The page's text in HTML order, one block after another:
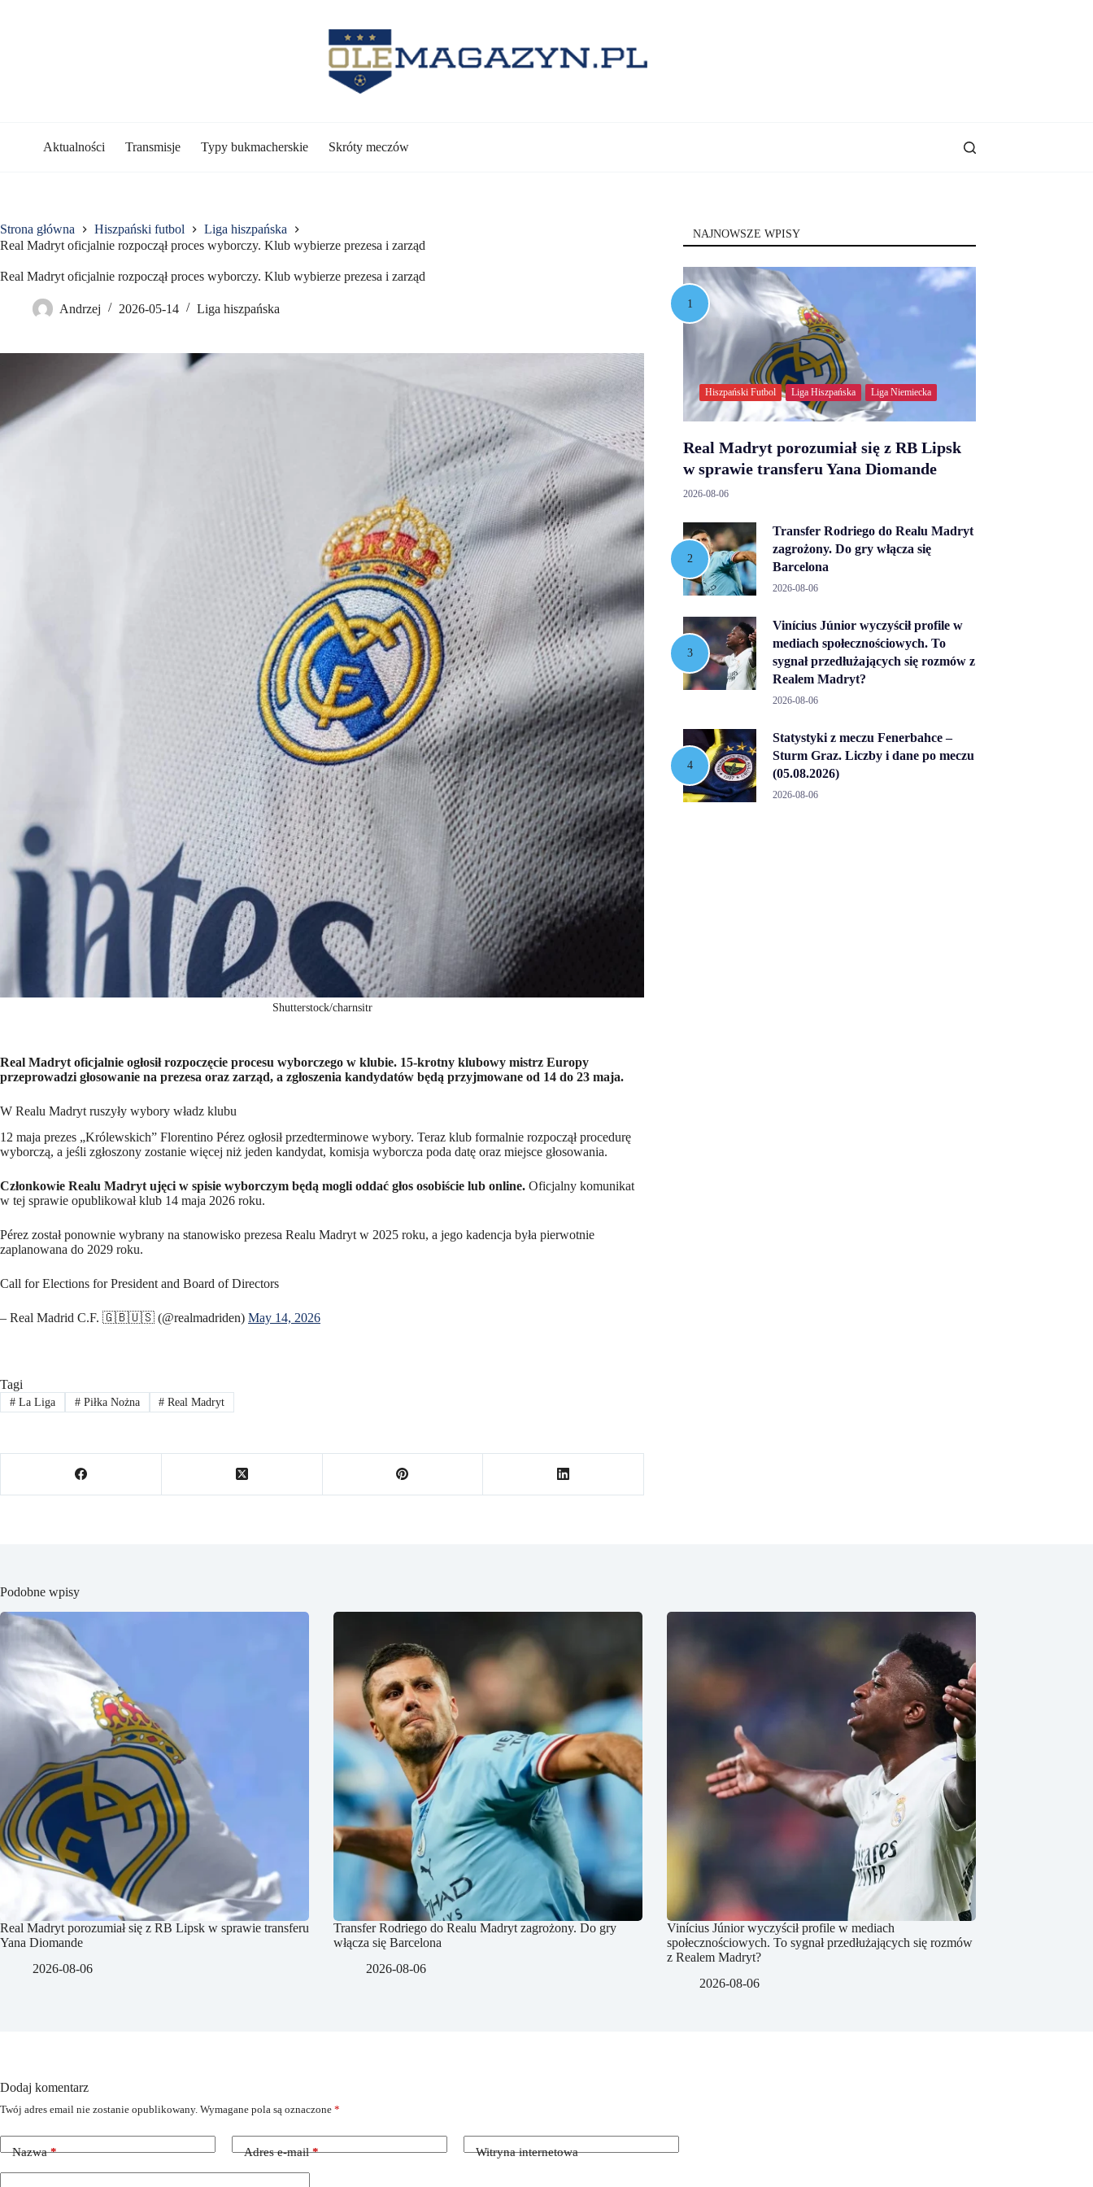
Aktualności Transmisje Typy bukmacherskie Skróty meczów
Strona główna Hiszpański futbol
Liga hiszpańska
Real Madryt oficjalnie rozpoczął proces wyborczy. Klub wybierze prezesa i zarząd
Real Madryt oficjalnie rozpoczął proces wyborczy. Klub wybierze prezesa i zarząd
Andrzej 2026-05-14 Liga hiszpańska
Shutterstock/charnsitr
Real Madryt oficjalnie ogłosił rozpoczęcie procesu wyborczego w klubie. 15-krotny klubowy mistrz Europy
przeprowadzi głosowanie na prezesa oraz zarząd, a zgłoszenia kandydatów będą przyjmowane od 14 do 23 maja.
W Realu Madryt ruszyły wybory władz klubu
12 maja prezes „Królewskich” Florentino Pérez ogłosił przedterminowe wybory. Teraz klub formalnie rozpoczął procedurę
wyborczą, a jeśli zgłoszony zostanie więcej niż jeden kandydat, komisja wyborcza poda datę oraz miejsce głosowania.
Członkowie Realu Madryt ujęci w spisie wyborczym będą mogli oddać głos osobiście lub online. Oficjalny komunikat
w tej sprawie opublikował klub 14 maja 2026 roku.
Pérez został ponownie wybrany na stanowisko prezesa Realu Madryt w 2025 roku, a jego kadencja była pierwotnie
zaplanowana do 2029 roku.
Call for Elections for President and Board of Directors
– Real Madrid C.F. 🇬🇧🇺🇸 (@realmadriden) May 14, 2026
Tagi
#La Liga #Piłka Nożna # Real Madryt
NAJNOWSZE WPISY
Hiszpański Futbol Liga Hiszpańska Liga Niemiecka
Real Madryt porozumiał się z RB Lipsk
w sprawie transferu Yana Diomande
2026-08-06
Transfer Rodriego do Realu Madryt
zagrożony. Do gry włącza się
Barcelona
2026-08-06
Vinícius Júnior wyczyścił profile w
mediach społecznościowych. To
sygnał przedłużających się rozmów z
Realem Madryt?
2026-08-06
Statystyki z meczu Fenerbahce –
Sturm Graz. Liczby i dane po meczu
(05.08.2026)
2026-08-06
Podobne wpisy
Real Madryt porozumiał się z RB Lipsk w sprawie transferu
Yana Diomande
2026-08-06
Transfer Rodriego do Realu Madryt zagrożony. Do gry
włącza się Barcelona
2026-08-06
Vinícius Júnior wyczyścił profile w mediach
społecznościowych. To sygnał przedłużających się rozmów
z Realem Madryt?
2026-08-06
Dodaj komentarz
Twój adres email nie zostanie opublikowany. Wymagane pola są oznaczone *
Nazwa* Adres e-mail* Witryna internetowa